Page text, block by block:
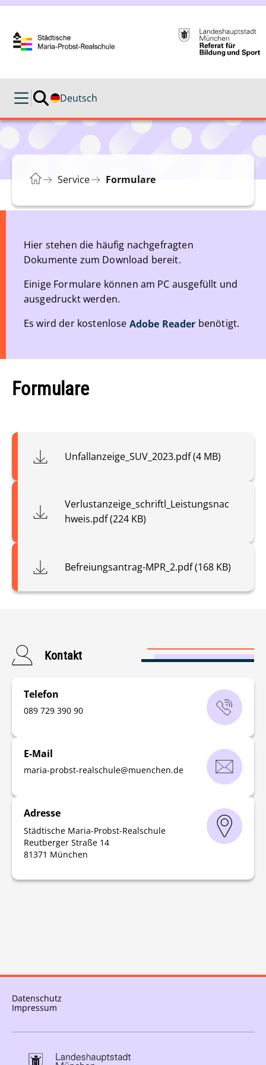
Deutsch
Service Formulare
Hier stehen die häufig nachgefragten
Dokumente zum Download bereit.
Einige Formulare können am PC ausgefüllt und
ausgedruckt werden.
Es wird der kostenlose Adobe Reader benötigt.
Formulare
Unfallanzeige_SUV_2023.pdf (4 MB)
Verlustanzeige_schriftl_Leistungsnac
hweis.pdf (224 KB)
Befreiungsantrag-MPR_2.pdf (168 KB)
Kontakt
Telefon
‭089 729 390 90‬
E-Mail
maria-probst-realschule@muenchen.de
Adresse
Städtische Maria-Probst-Realschule
Reutberger Straße 14
81371 München
Datenschutz
Impressum